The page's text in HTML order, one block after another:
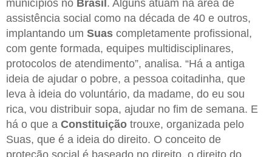
municípios no Brasil. Alguns atuam na área de
assistência social como na década de 40 e outros,
implantando um Suas completamente profissional,
com gente formada, equipes multidisciplinares,
protocolos de atendimento”, analisa. “Há a antiga
ideia de ajudar o pobre, a pessoa coitadinha, que
leva à ideia do voluntário, da madame, do eu sou
rica, vou distribuir sopa, ajudar no fim de semana. E
há o que a Constituição trouxe, organizada pelo
Suas, que é a ideia do direito. O conceito de
proteção social é baseado no direito, o direito do